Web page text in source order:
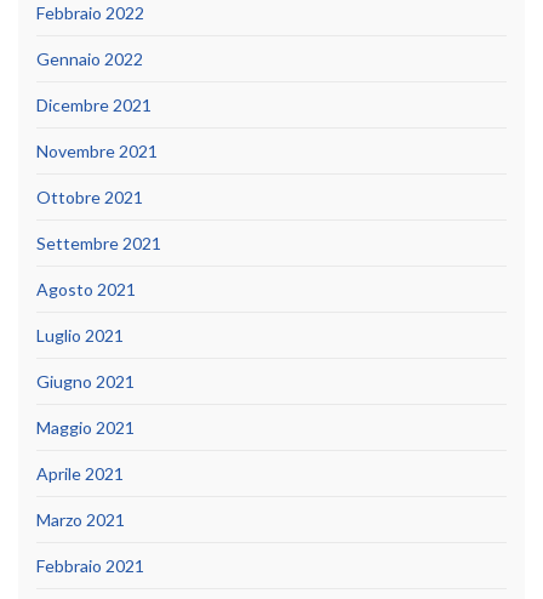
Febbraio 2022
Gennaio 2022
Dicembre 2021
Novembre 2021
Ottobre 2021
Settembre 2021
Agosto 2021
Luglio 2021
Giugno 2021
Maggio 2021
Aprile 2021
Marzo 2021
Febbraio 2021